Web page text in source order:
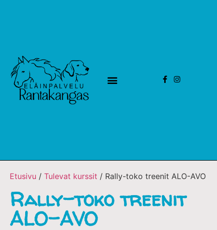
Etusivu / Tulevat kurssit / Rally-toko treenit ALO-AVO
Rally-toko treenit
ALO-AVO